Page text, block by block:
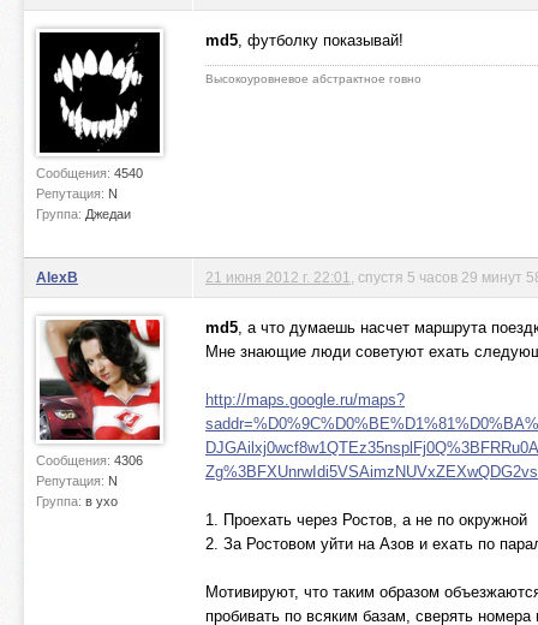
Сообщения: 4540
Репутация: N
Группа: Джедаи
md5, футболку показывай!
Высокоуровневое абстрактное говно
AlexB
Сообщения: 4306
Репутация: N
Группа: в ухо
21 июня 2012 г. 22:01 , спустя 5 часов 29 минут
md5, а что думаешь насчет маршрута
Мне знающие люди советуют ехать
http://maps.google.ru/maps?
1. Проехать через Ростов, а не по окружной
2. За Ростовом уйти на Азов и ехать по
Мотивируют, что таким образом
пробивать по всяким базам, сверять